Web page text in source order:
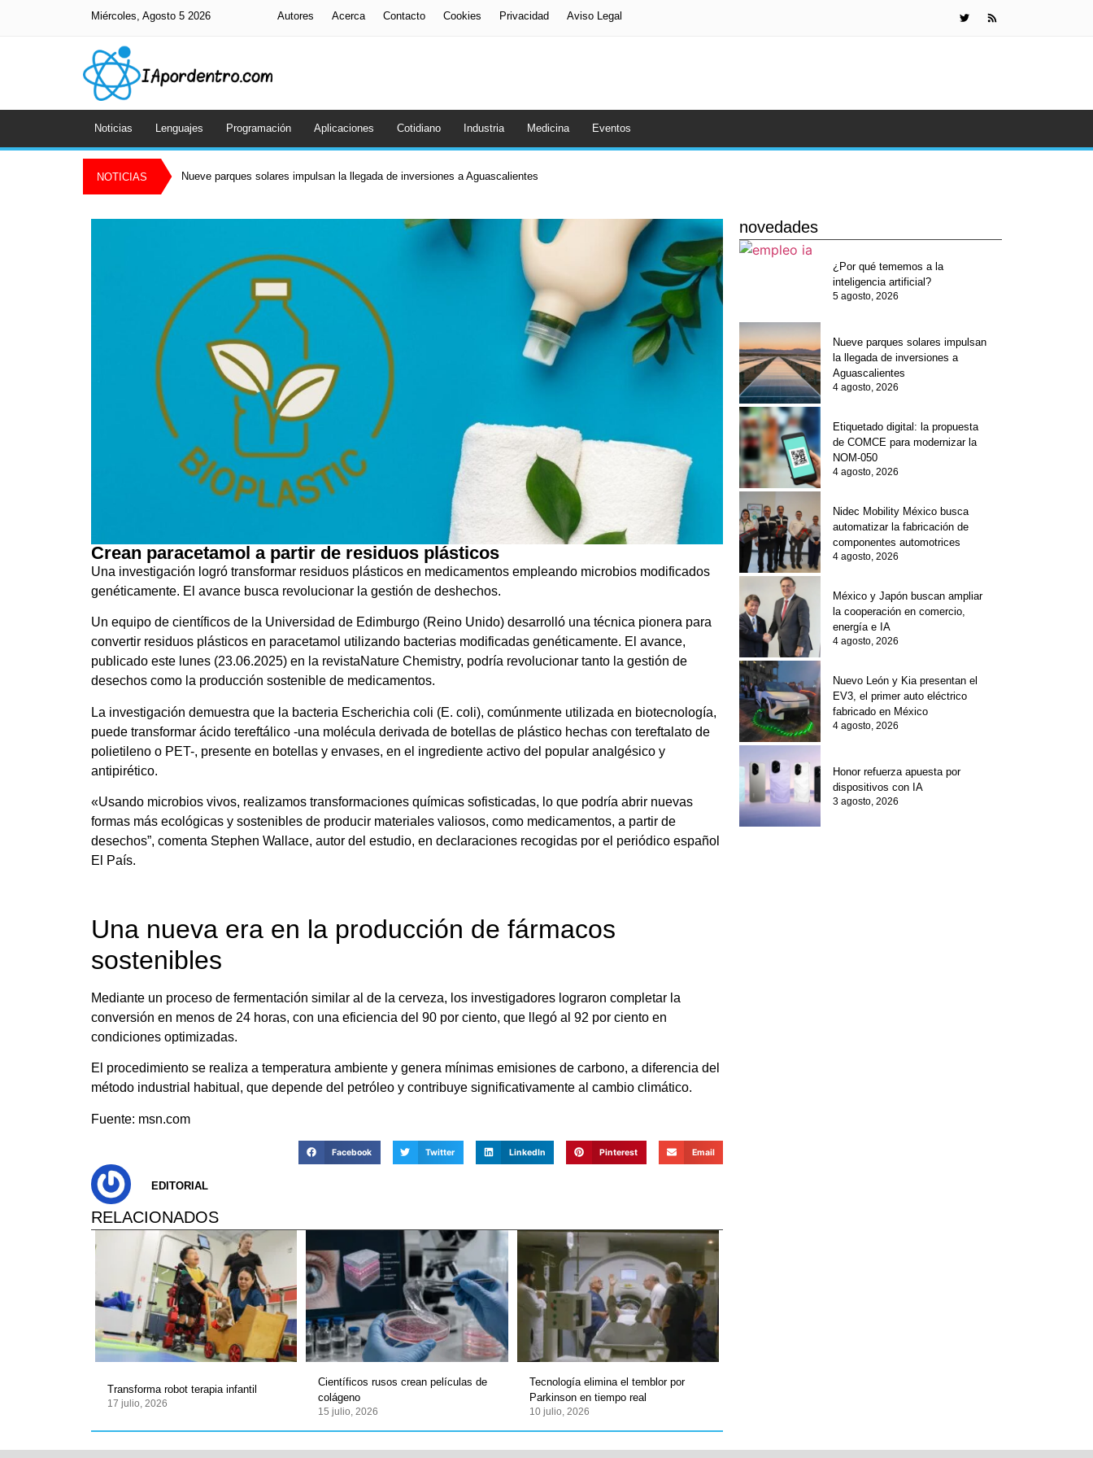
Miércoles, Agosto 5 2026 Autores Acerca Contacto Cookies Privacidad Aviso Legal
Noticias Lenguajes Programación Aplicaciones Cotidiano Industria Medicina Eventos
NOTICIAS Nueve parques solares impulsan la llegada de inversiones a Aguascalientes
Crean paracetamol a partir de residuos plásticos
Una investigación logró transformar residuos plásticos en medicamentos empleando microbios modificados
genéticamente. El avance busca revolucionar la gestión de deshechos.
Un equipo de científicos de la Universidad de Edimburgo (Reino Unido) desarrolló una técnica pionera para
convertir residuos plásticos en paracetamol utilizando bacterias modificadas genéticamente. El avance,
publicado este lunes (23.06.2025) en la revistaNature Chemistry, podría revolucionar tanto la gestión de
desechos como la producción sostenible de medicamentos.
La investigación demuestra que la bacteria Escherichia coli (E. coli), comúnmente utilizada en biotecnología,
puede transformar ácido tereftálico -una molécula derivada de botellas de plástico hechas con tereftalato de
polietileno o PET-, presente en botellas y envases, en el ingrediente activo del popular analgésico y
antipirético.
«Usando microbios vivos, realizamos transformaciones químicas sofisticadas, lo que podría abrir nuevas
formas más ecológicas y sostenibles de producir materiales valiosos, como medicamentos, a partir de
desechos”, comenta Stephen Wallace, autor del estudio, en declaraciones recogidas por el periódico español
El País.
Una nueva era en la producción de fármacos
sostenibles
Mediante un proceso de fermentación similar al de la cerveza, los investigadores lograron completar la
conversión en menos de 24 horas, con una eficiencia del 90 por ciento, que llegó al 92 por ciento en
condiciones optimizadas.
El procedimiento se realiza a temperatura ambiente y genera mínimas emisiones de carbono, a diferencia del
método industrial habitual, que depende del petróleo y contribuye significativamente al cambio climático.
Fuente: msn.com
Facebook Twitter LinkedIn Pinterest Email
EDITORIAL
RELACIONADOS
Transforma robot terapia infantil
17 julio, 2026
Científicos rusos crean películas de
colágeno
15 julio, 2026
Tecnología elimina el temblor por
Parkinson en tiempo real
10 julio, 2026
novedades
¿Por qué tememos a la
inteligencia artificial?
5 agosto, 2026
Nueve parques solares impulsan
la llegada de inversiones a
Aguascalientes
4 agosto, 2026
Etiquetado digital: la propuesta
de COMCE para modernizar la
NOM-050
4 agosto, 2026
Nidec Mobility México busca
automatizar la fabricación de
componentes automotrices
4 agosto, 2026
México y Japón buscan ampliar
la cooperación en comercio,
energía e IA
4 agosto, 2026
Nuevo León y Kia presentan el
EV3, el primer auto eléctrico
fabricado en México
4 agosto, 2026
Honor refuerza apuesta por
dispositivos con IA
3 agosto, 2026